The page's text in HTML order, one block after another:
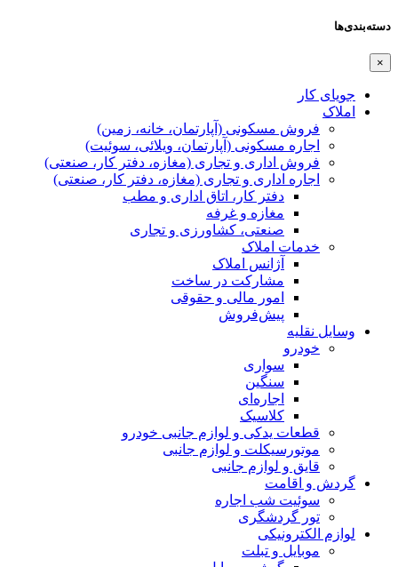
دسته‌بندی‌ها
×
جویای کار
املاک
فروش مسکونی (آپارتمان، خانه، زمین)
اجاره مسکونی (آپارتمان، ویلائی، سوئیت)
فروش اداری و تجاری (مغازه، دفتر کار، صنعتی)
اجاره اداری و تجاری (مغازه، دفتر کار، صنعتی)
دفتر کار، اتاق اداری و مطب
مغازه و غرفه
صنعتی،‌ کشاورزی و تجاری
خدمات املاک
آژانس املاک
مشارکت در ساخت
امور مالی و حقوقی
پیش‌فروش
وسایل نقلیه
خودرو
سواری
سنگین
اجاره‌ای
کلاسیک
قطعات یدکی و لوازم جانبی خودرو
موتورسیکلت و لوازم جانبی
قایق و لوازم جانبی
گردش و اقامت
سوئیت شب اجاره
تور گردشگری
لوازم الکترونیکی
موبایل و تبلت